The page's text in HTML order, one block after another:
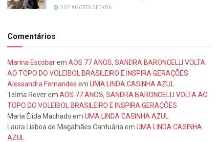
3 DE AGOSTO DE 2026
Comentários
Marina Escobarem AOS 77 ANOS, SANDRA BARONCELLI VOLTA
AO TOPO DO VOLEIBOL BRASILEIRO E INSPIRA GERAÇÕES
Alessandra Fernandes em UMA LINDA CASINHA AZUL
Telma Roverem AOS 77 ANOS, SANDRA BARONCELLI VOLTA AO
TOPO DO VOLEIBOL BRASILEIRO E INSPIRA GERAÇÕES
Maria Élida Machado em UMA LINDA CASINHA AZUL
Laura Lisboa de Magalhães Cantuária em UMA LINDA CASINHA
AZUL